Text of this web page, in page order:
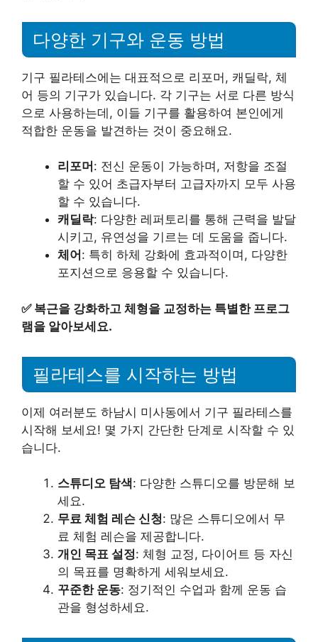
다양한 기구와 운동 방법
기구 필라테스에는 대표적으로 리포머, 캐딜락, 체
어 등의 기구가 있습니다. 각 기구는 서로 다른 방식
으로 사용하는데, 이들 기구를 활용하여 본인에게
적합한 운동을 발견하는 것이 중요해요.
리포머 : 전신 운동이 가능하며, 저항을 조절
할 수 있어 초급자부터 고급자까지 모두 사용
할 수 있습니다.
캐딜락: 다양한 레퍼토리를 통해 근력을 발달
시키고, 유연성을 기르는 데 도움을 줍니다.
체어 : 특히 하체 강화에 효과적이며, 다양한
포지션으로 응용할 수 있습니다.
✅ 복근을 강화하고 체형을 교정하는 특별한 프로그
램을 알아보세요.
필라테스를 시작하는 방법
이제 여러분도 하남시 미사동에서 기구 필라테스를
시작해 보세요! 몇 가지 간단한 단계로 시작할 수 있
습니다.
스튜디오 탐색: 다양한 스튜디오를 방문해 보
세요.
무료 체험 레슨 신청: 많은 스튜디오에서 무
료 체험 레슨을 제공합니다.
개인 목표 설정: 체형 교정, 다이어트 등 자신
의 목표를 명확하게 세워보세요.
꾸준한 운동: 정기적인 수업과 함께 운동 습
관을 형성하세요.